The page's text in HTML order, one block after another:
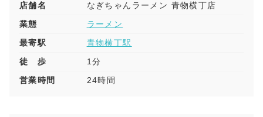
店舗名
なぎちゃんラーメン 青物横丁店
業態
ラーメン
最寄駅
青物横丁駅
徒 歩
1分
営業時間
24時間